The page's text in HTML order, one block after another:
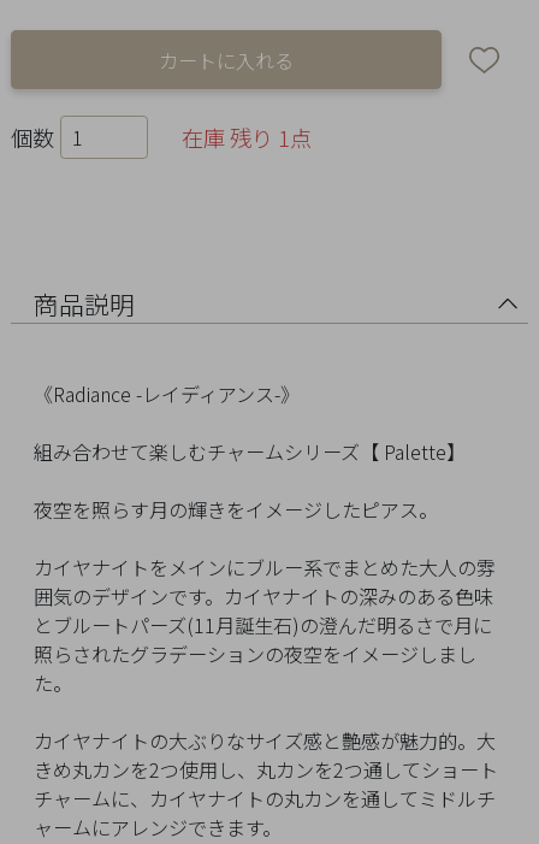
個数 在庫 残り 1点
商品説明
《Radiance -レイディアンス-》
組み合わせて楽しむチャームシリーズ【 Palette】
夜空を照らす月の輝きをイメージしたピアス。
カイヤナイトをメインにブルー系でまとめた大人の雰
囲気のデザインです。カイヤナイトの深みのある色味
とブルートパーズ(11月誕生石)の澄んだ明るさで月に
照らされたグラデーションの夜空をイメージしまし
た。
カイヤナイトの大ぶりなサイズ感と艶感が魅力的。大
きめ丸カンを2つ使用し、丸カンを2つ通してショート
チャームに、カイヤナイトの丸カンを通してミドルチ
ャームにアレンジできます。
Pick
ペ
ジ
気
に
入
り
ア
テ
ム